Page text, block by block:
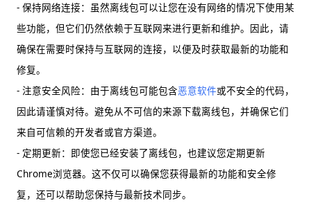
- 保持网络连接：虽然离线包可以让您在没有网络的情况下使用某
些功能，但它们仍然依赖于互联网来进行更新和维护。因此，请
确保在需要时保持与互联网的连接，以便及时获取最新的功能和
修复。
- 注意安全风险：由于离线包可能包含恶意软件或不安全的代码，
因此请谨慎对待。避免从不可信的来源下载离线包，并确保它们
来自可信赖的开发者或官方渠道。
- 定期更新：即使您已经安装了离线包，也建议您定期更新
Chrome浏览器。这不仅可以确保您获得最新的功能和安全修
复，还可以帮助您保持与最新技术同步。